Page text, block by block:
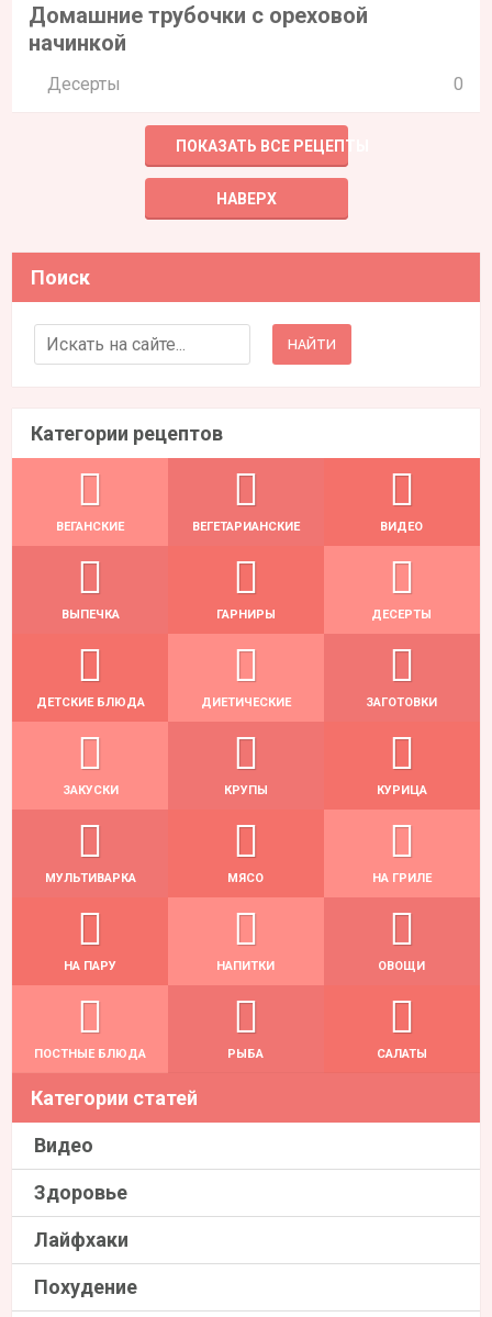
Домашние трубочки с ореховой
начинкой
Десерты 0
ПОКАЗАТЬ ВСЕ РЕЦЕПТЫ
НАВЕРХ
Поиск
Search for:
Категории рецептов
ВЕГАНСКИЕ ВЕГЕТАРИАНСКИЕ ВИДЕО
ВЫПЕЧКА ГАРНИРЫ ДЕСЕРТЫ
ДЕТСКИЕ БЛЮДА ДИЕТИЧЕСКИЕ ЗАГОТОВКИ
ЗАКУСКИ КРУПЫ КУРИЦА
МУЛЬТИВАРКА МЯСО НА ГРИЛЕ
НА ПАРУ НАПИТКИ ОВОЩИ
ПОСТНЫЕ БЛЮДА РЫБА САЛАТЫ
Категории статей
Видео
Здоровье
Лайфхаки
Похудение